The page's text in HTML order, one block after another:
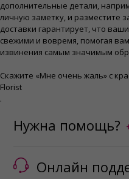
дополнительные детали,
личную заметку, и разместите
доставки гарантирует, что
свежими и вовремя, помогая
извинения самым значимым
Скажите «Мне очень жаль» с
Florist
.
Нужна помощь?
Онлайн